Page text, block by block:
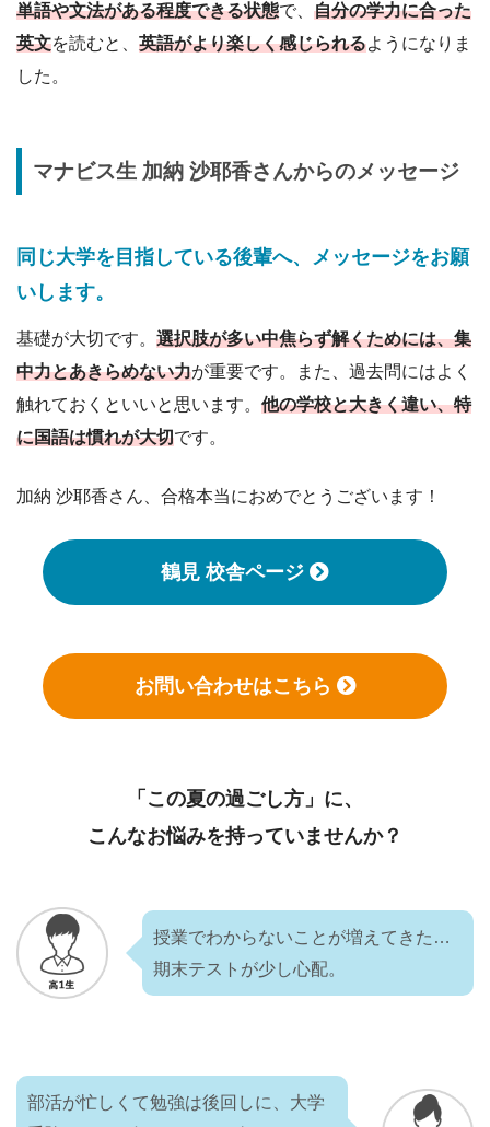
単語や文法がある程度できる状態で、 自分の学力に合った
英文を読むと、 英語がより楽しく感じられるようになりま
した。
マナビス生 加納 沙耶香さんからのメッセージ
同じ大学を目指している後輩へ、メッセージをお願
いします。
基礎が大切です。 選択肢が多い中焦らず解くためには、集
中力とあきらめない力が重要です。また、過去問にはよく
触れておくといいと思います。 他の学校と大きく違い、特
に国語は慣れが大切です。
加納 沙耶香さん、合格本当におめでとうございます！
鶴見 校舎ページ
お問い合わせはこちら
「この夏の過ごし方」に、
こんなお悩みを持っていませんか？
授業でわからないことが増えてきた…
期末テストが少し心配。
部活が忙しくて勉強は後回しに、大学